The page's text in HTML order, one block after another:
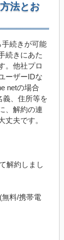
法とお
手続きが可能
続きにあた
。他社プロ
ーザーIDな
netの場合
義、住所等を
、解約の連
夫です。
解約しまし
無料/携帯電